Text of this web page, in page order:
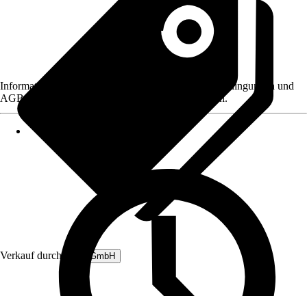
Verkauf durch: B&L GmbH
Informationen des Verkäufers, wie z. B. Rückgabebedingungen und
AGB, finden Sie bei Klick auf den Verkäufernamen.